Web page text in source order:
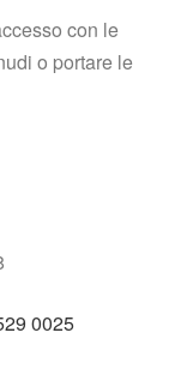
con le
o portare le
0025